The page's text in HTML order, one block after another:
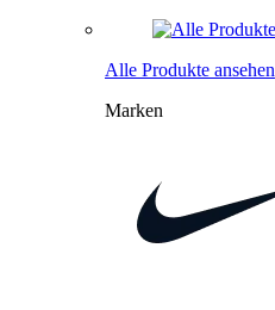
Alle Produkte ansehen
Marken